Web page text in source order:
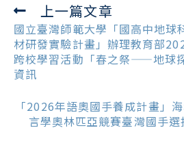
Read
more
articles
上一篇文章
國立臺灣師範大學「國高中地球
材研發實驗計畫」辦理教育部
跨校學習活動「春之祭——地球
資訊
「2026年語奧國手養成計畫」
言學奧林匹亞競賽臺灣國手